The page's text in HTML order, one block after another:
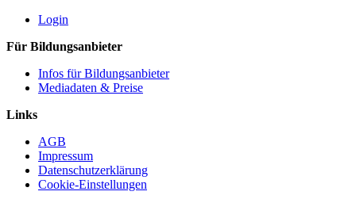
Login
Für Bildungsanbieter
Infos für Bildungsanbieter
Mediadaten & Preise
Links
AGB
Impressum
Datenschutzerklärung
Cookie-Einstellungen